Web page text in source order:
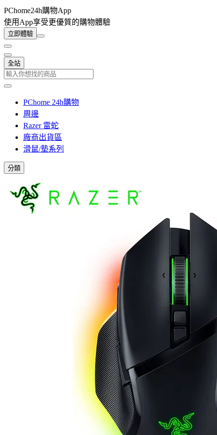
PChome24h購物App
使用App享受更優質的購物體驗
立即體驗
全站
PChome 24h購物
周邊
Razer 雷蛇
廠商出貨區
滑鼠/墊系列
分類